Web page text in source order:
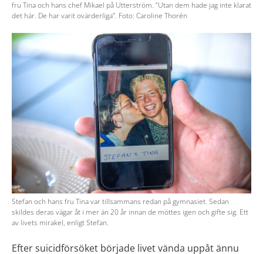
fru Tina och hans chef Mikael på Utterström. “Utan dem hade jag inte klarat
det här. De har varit ovärderliga”. Foto: Caroline Thorén
Stefan och hans fru Tina var tillsammans redan på gymnasiet. Sedan
skildes deras vägar åt i mer än 20 år innan de möttes igen och gifte sig. Ett
av livets mirakel, enligt Stefan.
Efter suicidförsöket började livet vända uppåt ännu